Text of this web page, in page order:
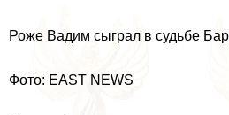
Роже Вадим сыграл в судьбе
Фото: EAST NEWS